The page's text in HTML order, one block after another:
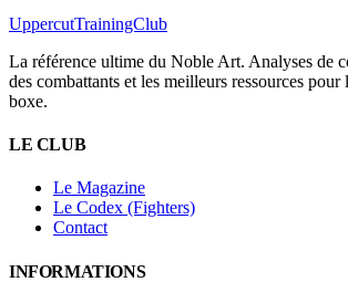
UppercutTrainingClub
La référence ultime du Noble Art. Analyses de
des combattants et les meilleurs ressources pour
boxe.
LE CLUB
Le Magazine
Le Codex (Fighters)
Contact
INFORMATIONS